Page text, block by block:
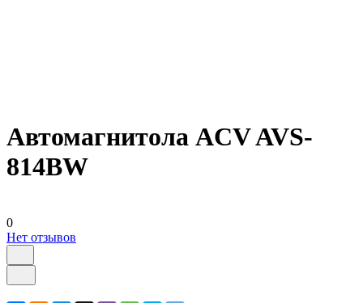
Автомагнитола ACV AVS-
814BW
0
Нет отзывов